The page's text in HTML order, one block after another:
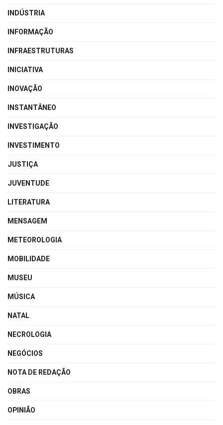
INDÚSTRIA
INFORMAÇÃO
INFRAESTRUTURAS
INICIATIVA
INOVAÇÃO
INSTANTÂNEO
INVESTIGAÇÃO
INVESTIMENTO
JUSTIÇA
JUVENTUDE
LITERATURA
MENSAGEM
METEOROLOGIA
MOBILIDADE
MUSEU
MÚSICA
NATAL
NECROLOGIA
NEGÓCIOS
NOTA DE REDAÇÃO
OBRAS
OPINIÃO